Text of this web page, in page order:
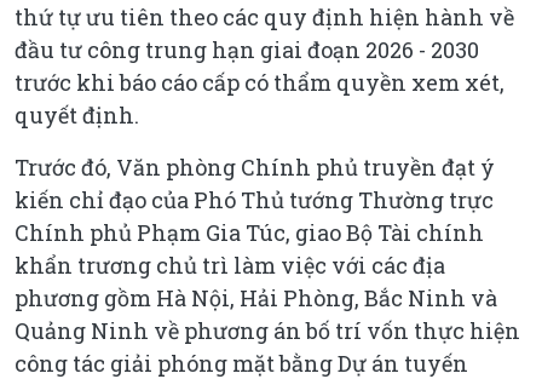
thứ tự ưu tiên theo các quy định hiện hành về
đầu tư công trung hạn giai đoạn 2026 - 2030
trước khi báo cáo cấp có thẩm quyền xem xét,
quyết định.
Trước đó, Văn phòng Chính phủ truyền đạt ý
kiến chỉ đạo của Phó Thủ tướng Thường trực
Chính phủ Phạm Gia Túc, giao Bộ Tài chính
khẩn trương chủ trì làm việc với các địa
phương gồm Hà Nội, Hải Phòng, Bắc Ninh và
Quảng Ninh về phương án bố trí vốn thực hiện
công tác giải phóng mặt bằng Dự án tuyến